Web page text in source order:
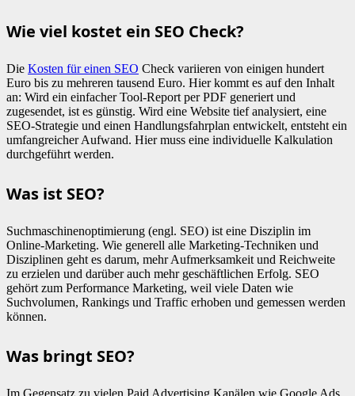
Wie viel kostet ein SEO Check?
Die Kosten für einen SEO Check variieren von einigen hundert
Euro bis zu mehreren tausend Euro. Hier kommt es auf den Inhalt
an: Wird ein einfacher Tool-Report per PDF generiert und
zugesendet, ist es günstig. Wird eine Website tief analysiert, eine
SEO-Strategie und einen Handlungsfahrplan entwickelt, entsteht ein
umfangreicher Aufwand. Hier muss eine individuelle Kalkulation
durchgeführt werden.
Was ist SEO?
Suchmaschinenoptimierung (engl. SEO) ist eine Disziplin im
Online-Marketing. Wie generell alle Marketing-Techniken und
Disziplinen geht es darum, mehr Aufmerksamkeit und Reichweite
zu erzielen und darüber auch mehr geschäftlichen Erfolg. SEO
gehört zum Performance Marketing, weil viele Daten wie
Suchvolumen, Rankings und Traffic erhoben und gemessen werden
können.
Was bringt SEO?
Im Gegensatz zu vielen Paid Advertising Kanälen wie Google Ads